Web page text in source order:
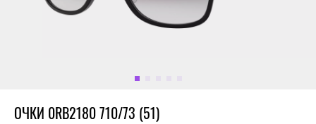
ОЧКИ 0RB2180 710/73 (51)